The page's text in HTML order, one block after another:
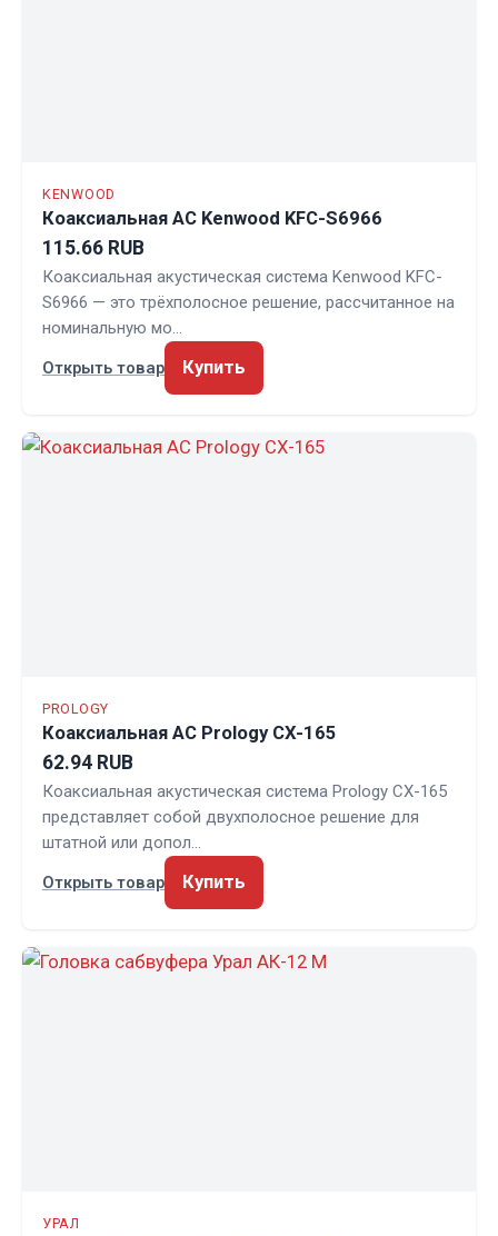
KENWOOD
Коаксиальная АС Kenwood KFC-S6966
115.66 RUB
Коаксиальная акустическая система Kenwood KFC-
S6966 — это трёхполосное решение, рассчитанное на
номинальную мо…
Открыть товар
Купить
PROLOGY
Коаксиальная АС Prology CX-165
62.94 RUB
Коаксиальная акустическая система Prology CX-165
представляет собой двухполосное решение для
штатной или допол…
Открыть товар
Купить
УРАЛ